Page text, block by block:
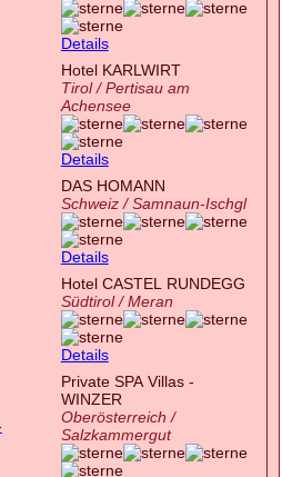
Details
Hotel KARLWIRT
Tirol / Pertisau am
Achensee
Details
DAS HOMANN
Schweiz / Samnaun-Ischgl
Details
Hotel CASTEL RUNDEGG
Südtirol / Meran
Details
Private SPA Villas -
WINZER
Oberösterreich /
Salzkammergut